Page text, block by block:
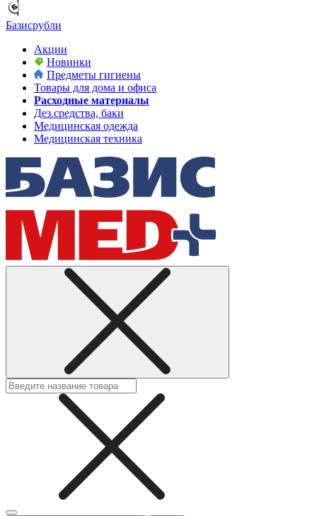
Базисрубли
Акции
Новинки
Предметы гигиены
Товары для дома и офиса
Расходные материалы
Дез.средства, баки
Медицинская одежда
Медицинская техника